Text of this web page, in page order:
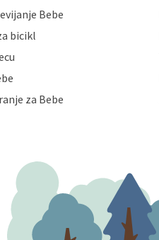
osobnih podataka od
povjerljivost Vaših osobnih
podataka samo onim svojim
Napominjemo da
i objašnjenja odustati od
osobnih podataka. Opoziv
Bebe
bicikl
za Bebe